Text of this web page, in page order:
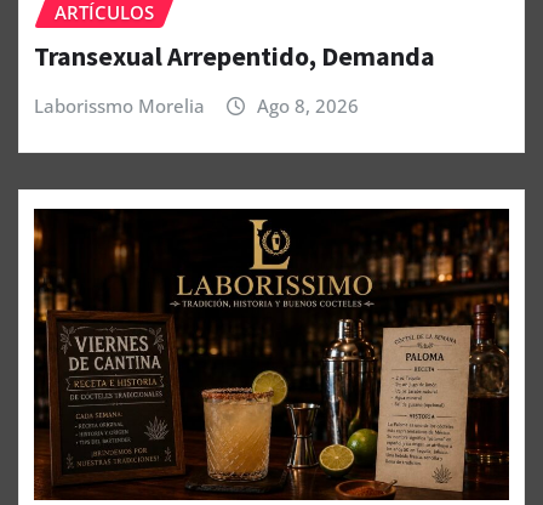
ARTÍCULOS
Transexual Arrepentido, Demanda
Laborissmo Morelia Ago 8, 2026